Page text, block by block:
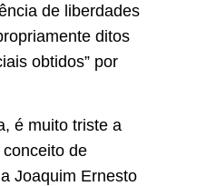
de liberdades
ditos
obtidos” por
é muito triste a
conceito de
Joaquim Ernesto